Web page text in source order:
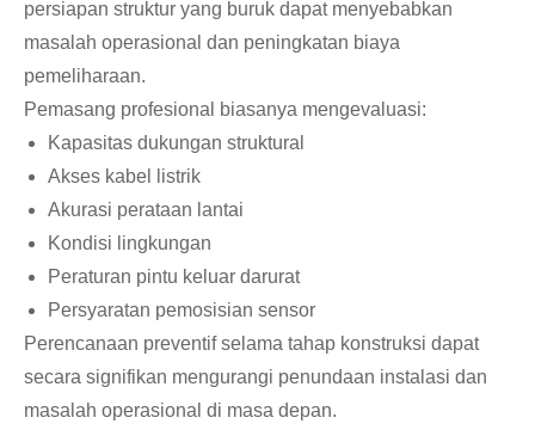
persiapan struktur yang buruk dapat menyebabkan
masalah operasional dan peningkatan biaya
pemeliharaan.
Pemasang profesional biasanya mengevaluasi:
Kapasitas dukungan struktural
Akses kabel listrik
Akurasi perataan lantai
Kondisi lingkungan
Peraturan pintu keluar darurat
Persyaratan pemosisian sensor
Perencanaan preventif selama tahap konstruksi dapat
secara signifikan mengurangi penundaan instalasi dan
masalah operasional di masa depan.